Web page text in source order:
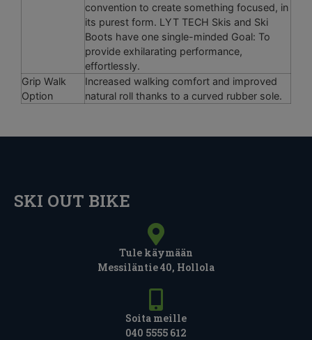
convention to create something focused, in
its purest form. LYT TECH Skis and Ski
Boots have one single-minded Goal: To
provide exhilarating performance,
effortlessly.
Grip Walk
Option
Increased walking comfort and improved
natural roll thanks to a curved rubber sole.
SKI OUT BIKE
Tule käymään
Messiläntie 40, Hollola
Soita meille
040 5555 612